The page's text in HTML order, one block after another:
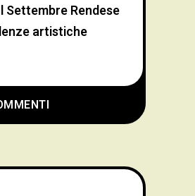
Settembre Rendese
artistiche